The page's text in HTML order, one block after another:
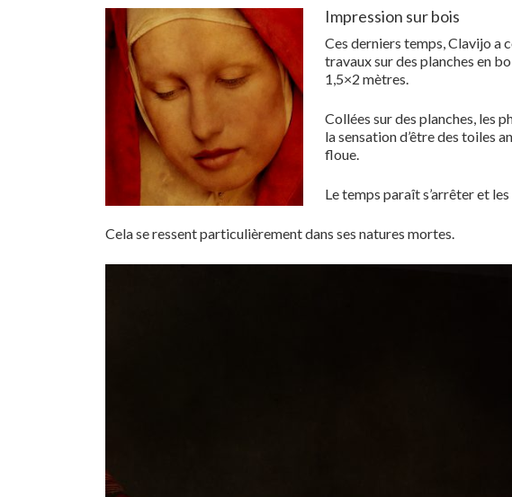
Impression sur bois
Ces derniers temps, Clavijo a
travaux sur des planches en
1,5×2 mètres.
Collées sur des planches, les
la sensation d’être des toiles
floue.
Le temps paraît s’arrêter et
Cela se ressent particulièrement dans ses natures mortes.